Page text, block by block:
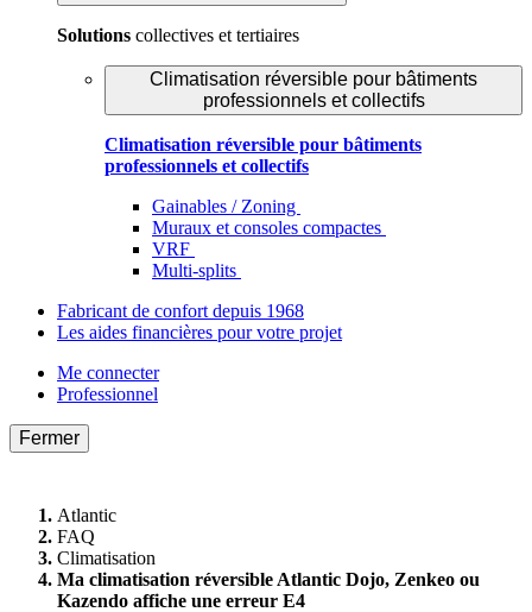
Solutions collectives et tertiaires
Climatisation réversible pour bâtiments
professionnels et collectifs
Climatisation réversible pour bâtiments
professionnels et collectifs
Gainables / Zoning
Muraux et consoles compactes
VRF
Multi-splits
Fabricant de confort depuis 1968
Les aides financières pour votre projet
Me connecter
Professionnel
Fermer
Atlantic
FAQ
Climatisation
Ma climatisation réversible Atlantic Dojo, Zenkeo ou
Kazendo affiche une erreur E4